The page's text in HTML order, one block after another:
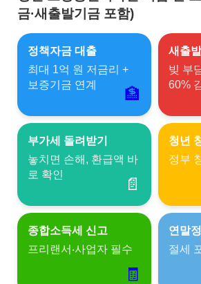
금·새출발기금 포함)
정책자금 대출
최대 1억 원 저금리 +
보증기금 연계
🏦
새출
빚 부
60%
부가세 돌려받기
놓치면 손해, 환급액 바
로 확인
📄
청년
정부
종합소득세 신고
프리랜서‧사업자 필수
🧾
연말
절세